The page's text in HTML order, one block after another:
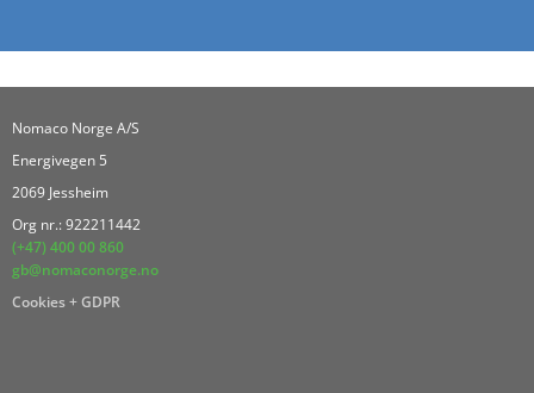
Nomaco Norge A/S
Energivegen 5
2069 Jessheim
Org nr.: 922211442
(+47) 400 00 860
gb@nomaconorge.no
Cookies + GDPR